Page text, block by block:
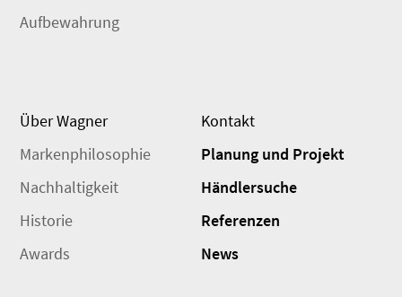
Aufbewahrung
Über Wagner
Markenphilosophie
Nachhaltigkeit
Historie
Awards
Kontakt
Planung und Projekt
Händlersuche
Referenzen
News